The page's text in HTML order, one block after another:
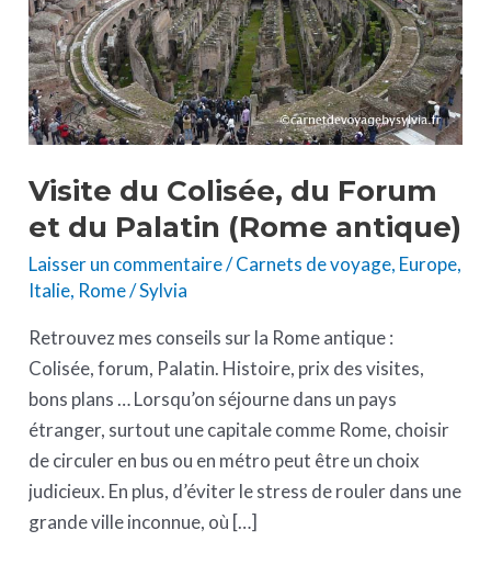
Visite du Colisée, du Forum
et du Palatin (Rome antique)
Laisser un commentaire/Carnets de voyage, Europe,
Italie, Rome/Sylvia
Retrouvez mes conseils sur la Rome antique :
Colisée, forum, Palatin. Histoire, prix des visites,
bons plans … Lorsqu’on séjourne dans un pays
étranger, surtout une capitale comme Rome, choisir
de circuler en bus ou en métro peut être un choix
judicieux. En plus, d’éviter le stress de rouler dans une
grande ville inconnue, où […]
du
Palatin
(Rome
antique)